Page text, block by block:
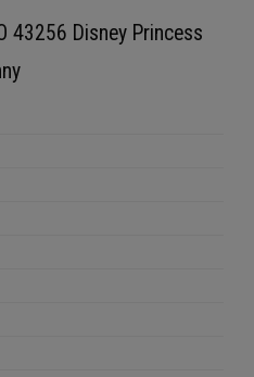
43256 Disney Princess